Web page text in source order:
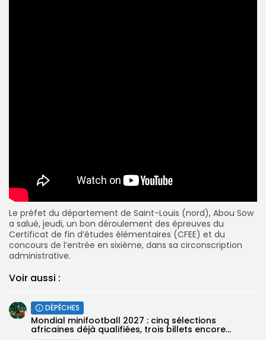
Le préfet du département de Saint-Louis (nord), Abou Sow
a salué, jeudi, un bon déroulement des épreuves du
Certificat de fin d’études élémentaires (CFEE) et du
concours de l’entrée en sixième, dans sa circonscription
administrative.
Voir aussi :
DÉPÊCHES
‎Mondial minifootball 2027 : cinq sélections
africaines déjà qualifiées, trois billets encore...